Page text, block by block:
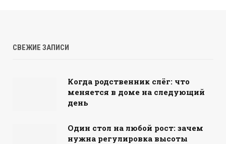
СВЕЖИЕ ЗАПИСИ
Когда родственник слёг: что
меняется в доме на следующий
день
Один стол на любой рост: зачем
нужна регулировка высоты